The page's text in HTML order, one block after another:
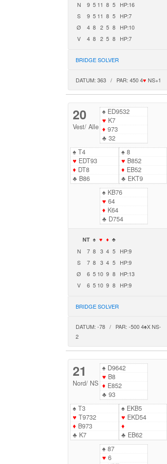
N 9 5 11 8 5
HP:16
S
9 5 11 8 5
HP:7
Ø
4 8 2 5 8
HP:10
V
4 8 2 5 8 HP:7
BRIDGE SOLVER
DATUM: 363 / PAR: 450 4♥ NS+1
20
Vest/Alle
♠ED9532
♥ K7
♦ 973
♣ 32
♠ T4
♥ EDT93
♦ DT8
♣ B86
♠8
♥ B852
♦ EB52
♣ EKT9
♠KB76
♥ 64
♦ K64
♣ D754
NT ♠ ♥ ♦ ♣
N 7 8 3 4 5
HP:9
S
7 8 3 4 5
HP:9
Ø
6 5 10 9 8
HP:13
V
6 5 10 9 8 HP:9
BRIDGE SOLVER
DATUM: -78 / PAR: -500 4♠X NS-
2
21
Nord/ NS
♠D9642
♥ B8
♦ E852
♣ 93
♠ T3
♥ T9732
♦ B973
♣ K7
♠EKB5
♥ EKD54
♦
♣ EB62
♠87
♥ 6